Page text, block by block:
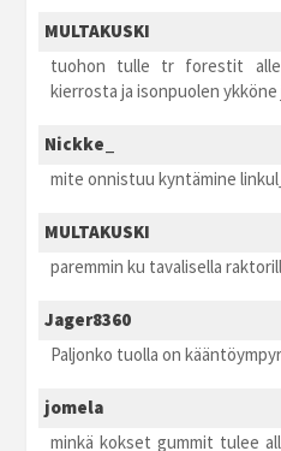
MULTAKUSKI
tuohon tulle tr forestit
kierrosta ja isonpuolen ykköne
Nickke_
mite onnistuu kyntämine
MULTAKUSKI
paremmin ku tavalisella
Jager8360
Paljonko tuolla on
jomela
minkä kokset gummit tulee